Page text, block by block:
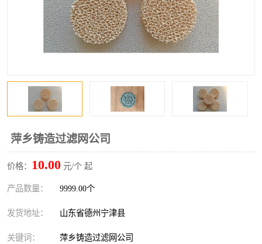
萍乡铸造过滤网公司
价格： 10.00 元/个 起
产品数量： 9999.00个
发货地址： 山东省德州宁津县
关键词： 萍乡铸造过滤网公司